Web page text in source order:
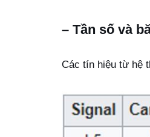
– Tần số và
Các tín hiệu từ hệ